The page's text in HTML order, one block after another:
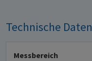
Technische Daten
Messbereich